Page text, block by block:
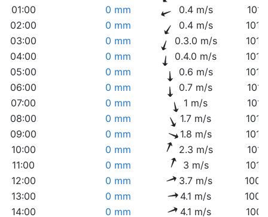
01:00
0 mm 0.4 m/s
02:00
0 mm 0.4 m/s
03:00
0 mm 0.3.0 m/s
04:00
0 mm 0.4.0 m/s
05:00
0 mm 0.6 m/s
06:00
0 mm 0.7 m/s
07:00
0 mm 1 m/s
08:00
0 mm 1.7 m/s
09:00
0 mm 1.8 m/s
10:00
0 mm 2.3 m/s
11:00
0 mm 3 m/s
12:00
0 mm 3.7 m/s
13:00
0 mm 4.1 m/s
14:00
0 mm 4.1 m/s